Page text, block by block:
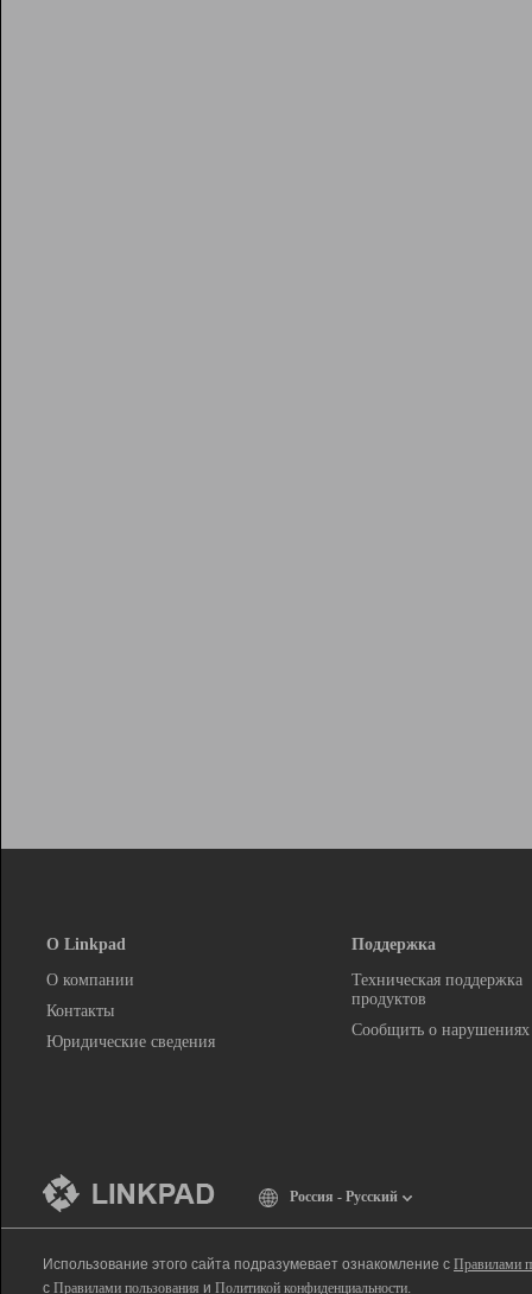
О Linkpad
О компании
Контакты
Юридические сведения
Поддержка
Техническая поддержка
продуктов
Сообщить о нарушениях
Россия - Русский
Использование этого сайта подразумевает ознакомление с Правилами
с Правилами пользования и Политикой конфиденциальности.